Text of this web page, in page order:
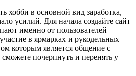
хобби в основной вид заработка,
усилий. Для начала создайте сайт
именно от пользователей
в ярмарках и рукодельных
которым является общение с
почерпнуть и перенять у